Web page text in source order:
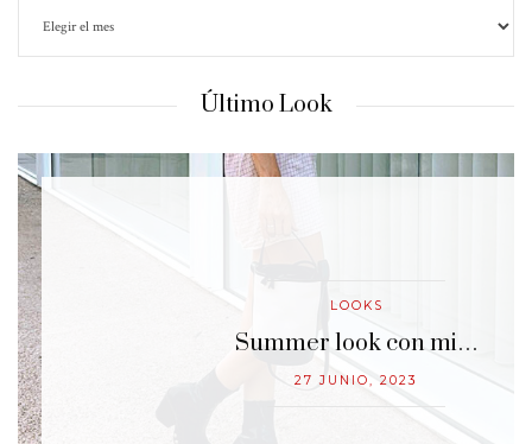
Último Look
LOOKS
Summer look con mi…
27 JUNIO, 2023